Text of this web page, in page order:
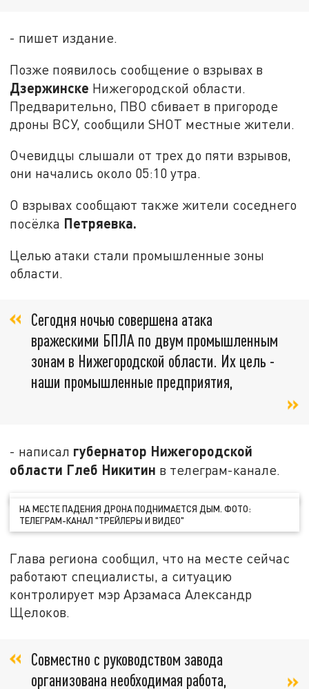
- пишет издание.
Позже появилось сообщение о взрывах в
Дзержинске Нижегородской области.
Предварительно, ПВО сбивает в пригороде
дроны ВСУ, сообщили SHOT местные жители.
Очевидцы слышали от трех до пяти взрывов,
они начались около 05:10 утра.
О взрывах сообщают также жители соседнего
посёлка Петряевка.
Целью атаки стали промышленные зоны
области.
Сегодня ночью совершена атака
вражескими БПЛА по двум промышленным
зонам в Нижегородской области. Их цель -
наши промышленные предприятия,
- написал губернатор Нижегородской
области Глеб Никитин в телеграм-канале.
НА МЕСТЕ ПАДЕНИЯ ДРОНА ПОДНИМАЕТСЯ ДЫМ. ФОТО:
ТЕЛЕГРАМ-КАНАЛ "ТРЕЙЛЕРЫ И ВИДЕО"
Глава региона сообщил, что на месте сейчас
работают специалисты, а ситуацию
контролирует мэр Арзамаса Александр
Щелоков.
Совместно с руководством завода
организована необходимая работа,